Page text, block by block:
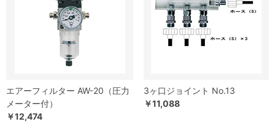
エアーフィルター AW-20（圧力
メーター付）
￥12,474
3ヶ口ジョイント No.13
￥11,088